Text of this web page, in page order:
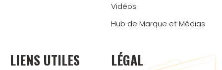
Vidéos
Hub de Marque et Médias
LIENS UTILES LÉGAL